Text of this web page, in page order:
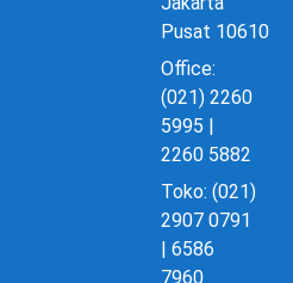
Pusat 10610
Office:
(021) 2260
5995 |
2260 5882
Toko: (021)
2907 0791
| 6586
7960